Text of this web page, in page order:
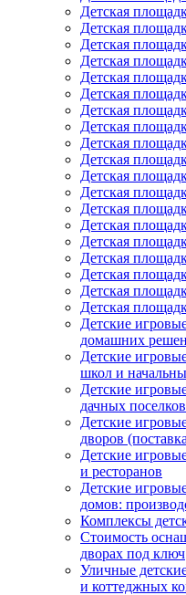
Детская
Детская
Детская
Детская
Детская
Детская
Детская
Детская
Детская
Детская
Детская
Детская
Детская
Детская
Детская
Детская
Детская
Детская
Детская
Детские
домашних
Детские
школ и
Детские
дачных
Детские
дворов
Детские
и ресторанов
Детские
домов:
Комплексы
Стоимость
дворах под ключ
Уличные
и коттеджных